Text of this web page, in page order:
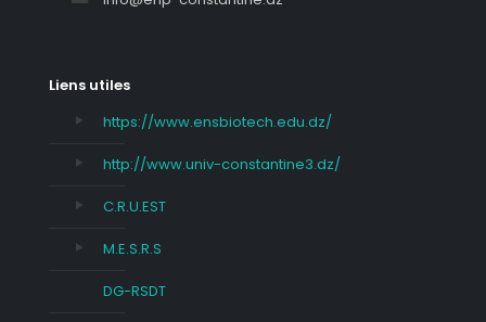
Liens utiles
https://www.ensbiotech.edu.dz/
http://www.univ-constantine3.dz/
C.R.U.EST
M.E.S.R.S
DG-RSDT